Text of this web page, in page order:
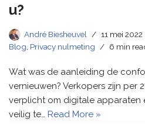
u?
André Biesheuvel
11 mei 2022
Blog Privacy nulmeting 6 min
Wat was de aanleiding de
vernieuwen? Verkopers zijn per
verplicht om digitale apparaten
veilig te… Read More »